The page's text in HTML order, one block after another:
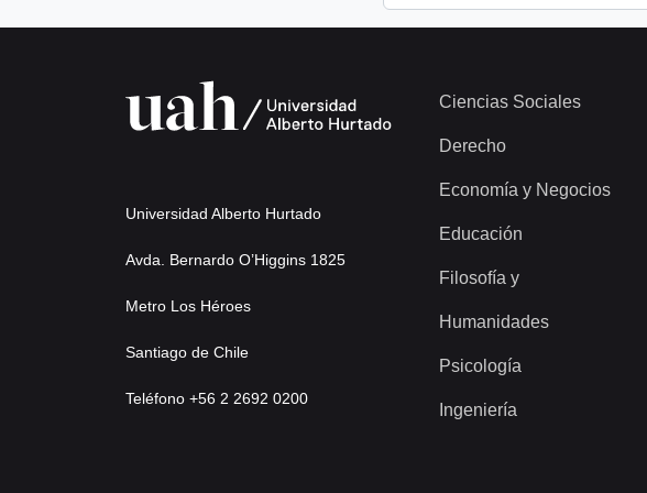
Universidad Alberto Hurtado
Avda. Bernardo O’Higgins 1825
Metro Los Héroes
Santiago de Chile
Teléfono +56 2 2692 0200
Ciencias Sociales
Derecho
Economía y Negocios
Educación
Filosofía y
Humanidades
Psicología
Ingeniería